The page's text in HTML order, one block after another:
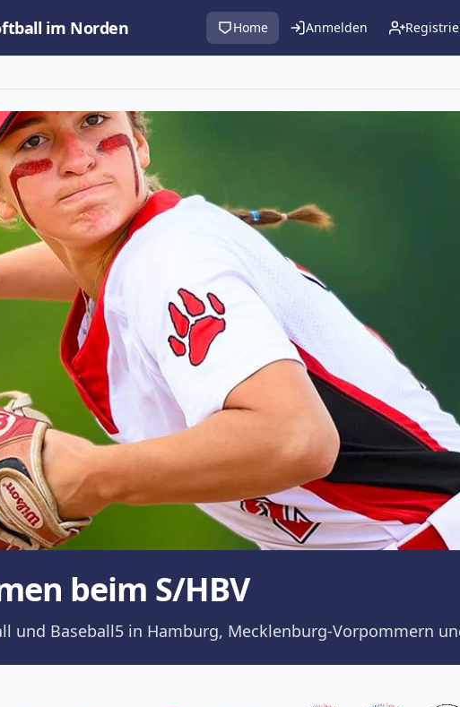
im Norden Home Anmelden
beim S/HBV
und Baseball5 in Hamburg, Mecklenburg-Vorpommern